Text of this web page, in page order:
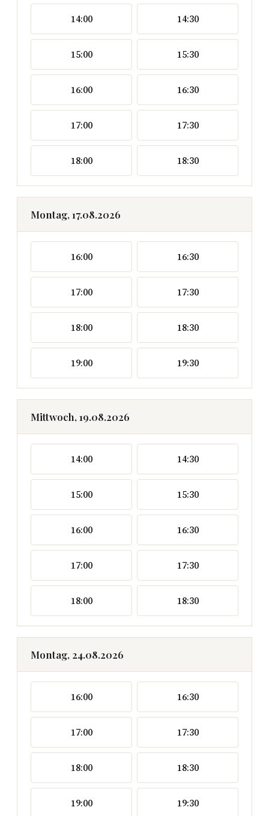
14:00 14:30
15:00 15:30
16:00 16:30
17:00 17:30
18:00 18:30
Montag, 17.08.2026
16:00 16:30
17:00 17:30
18:00 18:30
19:00 19:30
Mittwoch, 19.08.2026
14:00 14:30
15:00 15:30
16:00 16:30
17:00 17:30
18:00 18:30
Montag, 24.08.2026
16:00 16:30
17:00 17:30
18:00 18:30
19:00 19:30